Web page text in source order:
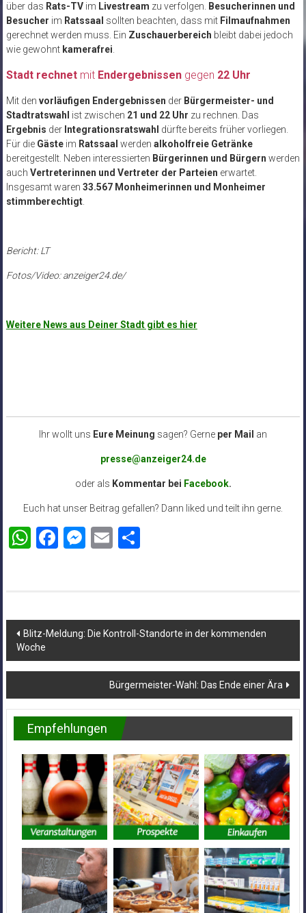
über das Rats-TVim Livestream zu verfolgen.
Besucherinnen und
Besucher im Ratssaal sollten beachten, dass mit Filmaufnahmen
gerechnet werden muss. Ein Zuschauerbereich bleibt dabei jedoch
wie gewohnt kamerafrei
Stadt rechnetmit Endergebnissengegen 22 Uhr
Mit den vorläufigen Endergebnissen der Bürgermeister- und
Stadtratswahl ist zwischen 21 und 22 Uhr zu rechnen. Das
Ergebnis der Integrationsratswahl dürfte bereits früher vorliegen.
Für die Gästeim Ratssaal werden alkoholfreie Getränke
bereitgestellt. Neben interessierten Bürgerinnen und Bürgern werden
auch Vertreterinnen und Vertreter der Parteien erwartet.
Insgesamt waren 33.567 Monheimerinnen und Monheimer
stimmberechtigt.
Bericht: LT
Fotos/Video: anzeiger24.de/
Weitere News aus Deiner Stadt gibt es hier
Ihr wollt uns Eure Meinung sagen? Gerne per Mail an
presse@anzeiger24.de
oder als Kommentar bei Facebook.
Euch hat unser Beitrag gefallen? Dann liked und teilt ihn gerne.
WhatsApp
Facebook
Messenger
EmailTeilen
Beitragsnavigation
Blitz-Meldung: Die Kontroll-Standorte in der kommenden
Woche
Bürgermeister-Wahl: Das Ende einer Ära
Empfehlungen